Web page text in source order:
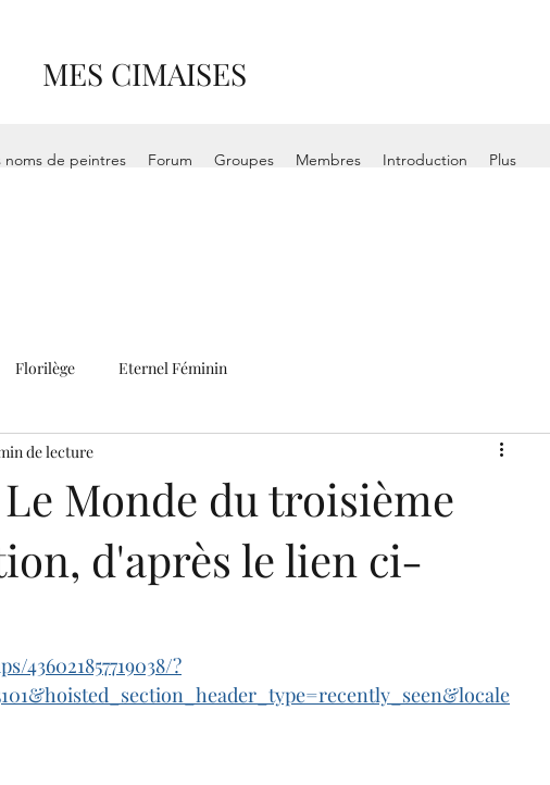
MES CIMAISES
noms de peintres Forum Groupes Membres Introduction Plus
Florilège Eternel Féminin
Monde du troisième
d'après le lien ci-
de lecture
?